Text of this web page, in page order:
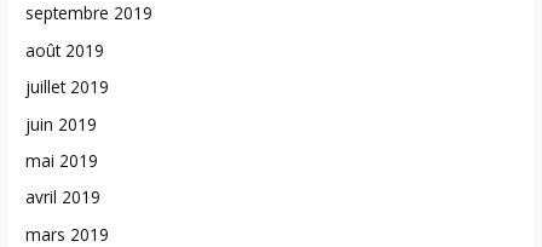
septembre 2019
août 2019
juillet 2019
juin 2019
mai 2019
avril 2019
mars 2019